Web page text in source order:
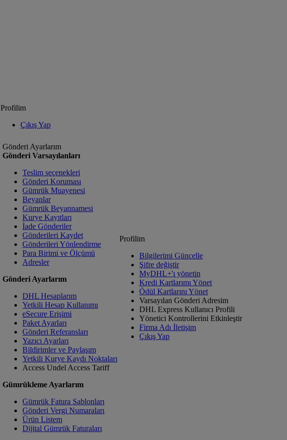
Profilim
Çıkış Yap
Gönderi Ayarlarım
Gönderi Varsayılanları
Teslim seçenekleri
Gönderi Koruması
Gümrük Muayenesi
Beyanlar
Gümrük Beyannamesi
Kurye Kayıtları
İade Gönderiler
Gönderileri Kaydet
Gönderileri Yönlendirme
Para Birimi ve Ölçümü
Adresler
Gönderi Ayarlarım
DHL Hesaplarım
Yetkili Hesap Kullanımı
eSecure Erişimi
Paket Ayarları
Gönderi Referansları
Yazıcı Ayarları
Bildirimler ve Paylaşım
Yetkili Kurye Kaydı Noktaları
Access Undel Access Tariff
Gümrükleme Ayarlarım
Gümrük Fatura Şablonları
Gönderi Vergi Numaraları
Ürün Listem
Dijital Gümrük Faturaları
Profilim
Bilgilerimi Güncelle
Şifre değiştir
MyDHL+'ı yönetin
Kredi Kartlarımı Yönet
Ödül Kartlarını Yönet
Varsayılan Gönderi Adresim
DHL Express Kullanıcı Profili
Yönetici Kontrollerini Etkinleştir
Firma Adı İletişim
Çıkış Yap